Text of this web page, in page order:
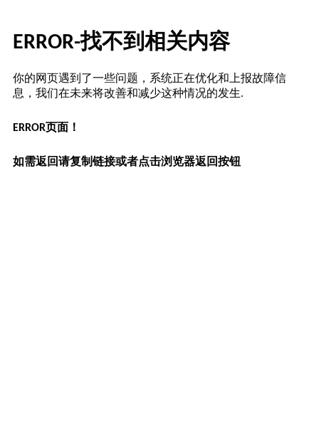
ERROR-找不到相关内容
你的网页遇到了一些问题，系统正在优化和上报故障信
息，我们在未来将改善和减少这种情况的发生.
ERROR页面！
如需返回请复制链接或者点击浏览器返回按钮